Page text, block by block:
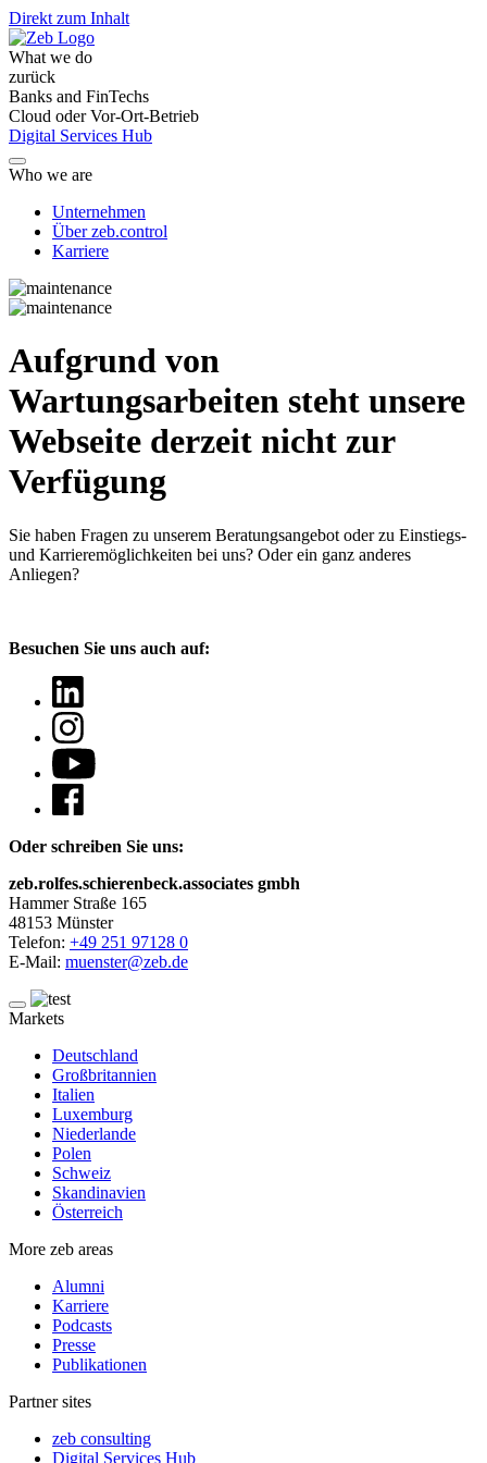
Direkt zum Inhalt
What we do
zurück
Banks and FinTechs
Cloud oder Vor-Ort-Betrieb
Digital Services Hub
Who we are
Unternehmen
Über zeb.control
Karriere
Aufgrund von
Wartungsarbeiten steht unsere
Webseite derzeit nicht zur
Verfügung
Sie haben Fragen zu unserem Beratungsangebot oder zu Einstiegs-
und Karrieremöglichkeiten bei uns? Oder ein ganz anderes
Anliegen?
Besuchen Sie uns auch auf:
Oder schreiben Sie uns:
zeb.rolfes.schierenbeck.associates gmbh
Hammer Straße 165
48153 Münster
Telefon: +49 251 97128 0
E-Mail: muenster@zeb.de
Markets
Deutschland
Großbritannien
Italien
Luxemburg
Niederlande
Polen
Schweiz
Skandinavien
Österreich
More zeb areas
Alumni
Karriere
Podcasts
Presse
Publikationen
Partner sites
zeb consulting
Digital Services Hub